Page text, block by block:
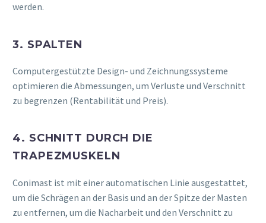
werden.
3. SPALTEN
Computergestützte Design- und Zeichnungssysteme
optimieren die Abmessungen, um Verluste und Verschnitt
zu begrenzen (Rentabilität und Preis).
4. SCHNITT DURCH DIE
TRAPEZMUSKELN
Conimast ist mit einer automatischen Linie ausgestattet,
um die Schrägen an der Basis und an der Spitze der Masten
zu entfernen, um die Nacharbeit und den Verschnitt zu